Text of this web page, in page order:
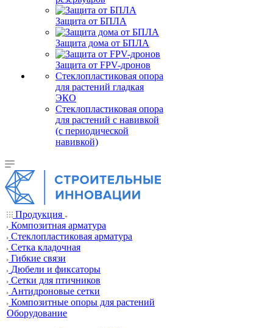
Защита от БПЛА
Защита дома от БПЛА
Защита от FPV-дронов
Стеклопластиковая опора
для растений гладкая
ЭКО
Стеклопластиковая опора
для растений с навивкой
(с периодической
навивкой)
Продукция
Композитная арматура
Cтеклопластиковая арматура
Сетка кладочная
Гибкие связи
Дюбели и фиксаторы
Сетки для птичников
Антидроновые сетки
Композитные опоры для растений
Оборудование